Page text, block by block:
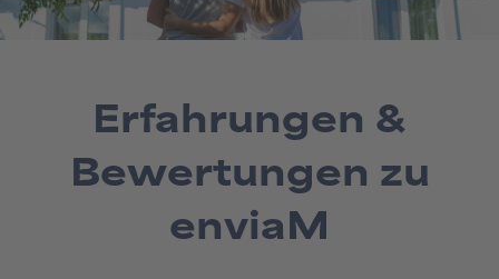
Erfahrungen &
Bewertungen zu
enviaM